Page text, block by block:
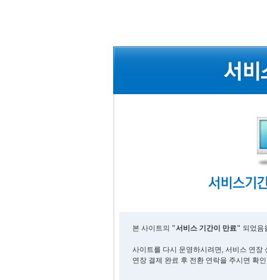
본 사이트의 "서비스 기간이 만료" 되었음
사이트를 다시 운영하시려면, 서비스 연장
연장 결제 완료 후 전환 연락을 주시면 확